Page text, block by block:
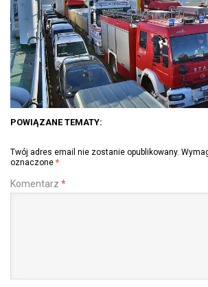
POWIĄZANE TEMATY:
Twój adres email nie zostanie opublikowany.
oznaczone *
Komentarz *